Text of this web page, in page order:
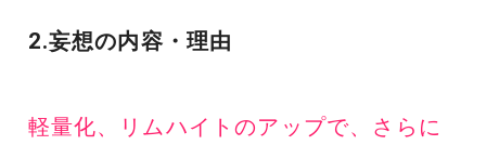
2.妄想の内容・理由
軽量化、リムハイトのアップで、さらに